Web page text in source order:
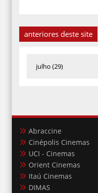
anteriores deste site
Abraccine
Cinépolis Cinemas
UCI - Cinemas
Orient Cinemas
Itaú Cinemas
DIMAS